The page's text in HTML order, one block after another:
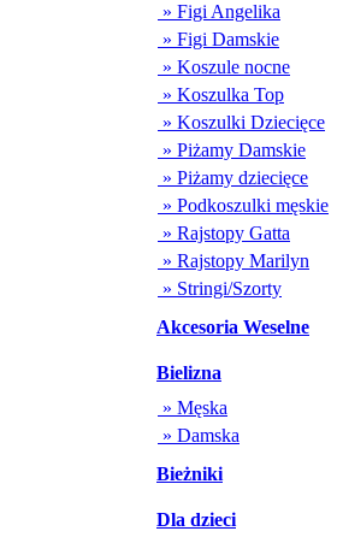
» Figi Angelika
» Figi Damskie
» Koszule nocne
» Koszulka Top
» Koszulki Dziecięce
» Piżamy Damskie
» Piżamy dziecięce
» Podkoszulki męskie
» Rajstopy Gatta
» Rajstopy Marilyn
» Stringi/Szorty
Akcesoria Weselne
Bielizna
» Męska
» Damska
Bieżniki
Dla dzieci